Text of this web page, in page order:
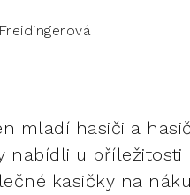
mladí hasiči a
nabídli u
kasičky na